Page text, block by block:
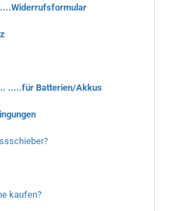
.....für Batterien/Akkus
kaufen?